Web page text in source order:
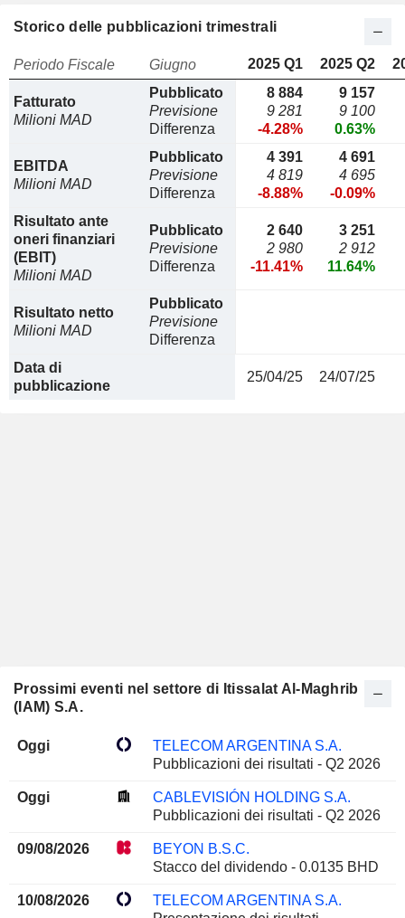
Storico delle pubblicazioni trimestrali
Periodo Fiscale Giugno 2025 Q1 2025 Q2
Fatturato
Milioni MAD
Pubblicato
Previsione
Differenza
8 884
9 281
-4.28%
9 157
9 100
0.63%
EBITDA
Milioni MAD
Pubblicato
Previsione
Differenza
4 391
4 819
-8.88%
4 691
4 695
-0.09%
Risultato ante
oneri finanziari
(EBIT)
Milioni MAD
Pubblicato
Previsione
Differenza
2 640
2 980
-11.41%
3 251
2 912
11.64%
Risultato netto
Milioni MAD
Pubblicato
Previsione
Differenza
Data di
pubblicazione
25/04/25 24/07/25
Prossimi eventi nel settore di Itissalat Al-Maghrib
(IAM) S.A.
Oggi
TELECOM ARGENTINA S.A.
Pubblicazioni dei risultati - Q2 2026
Oggi
CABLEVISIÓN HOLDING S.A.
Pubblicazioni dei risultati - Q2 2026
09/08/2026
BEYON B.S.C.
Stacco del dividendo - 0.0135 BHD
10/08/2026
TELECOM ARGENTINA S.A.